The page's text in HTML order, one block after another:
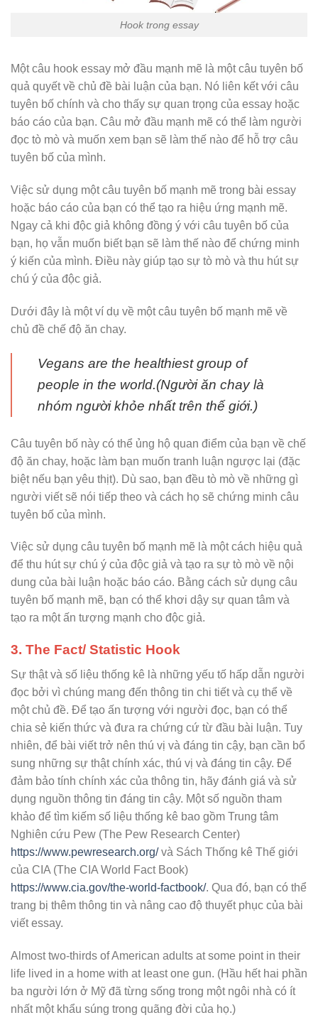
Hook trong essay
Một câu hook essay mở đầu mạnh mẽ là một câu tuyên bố
quả quyết về chủ đề bài luận của bạn. Nó liên kết với câu
tuyên bố chính và cho thấy sự quan trọng của essay hoặc
báo cáo của bạn. Câu mở đầu mạnh mẽ có thể làm người
đọc tò mò và muốn xem bạn sẽ làm thế nào để hỗ trợ câu
tuyên bố của mình.
Việc sử dụng một câu tuyên bố mạnh mẽ trong bài essay
hoặc báo cáo của bạn có thể tạo ra hiệu ứng mạnh mẽ.
Ngay cả khi độc giả không đồng ý với câu tuyên bố của
bạn, họ vẫn muốn biết bạn sẽ làm thế nào để chứng minh
ý kiến của mình. Điều này giúp tạo sự tò mò và thu hút sự
chú ý của độc giả.
Dưới đây là một ví dụ về một câu tuyên bố mạnh mẽ về
chủ đề chế độ ăn chay.
Vegans are the healthiest group of
people in the world.(Người ăn chay là
nhóm người khỏe nhất trên thế giới.)
Câu tuyên bố này có thể ủng hộ quan điểm của bạn về chế
độ ăn chay, hoặc làm bạn muốn tranh luận ngược lại (đặc
biệt nếu bạn yêu thịt). Dù sao, bạn đều tò mò về những gì
người viết sẽ nói tiếp theo và cách họ sẽ chứng minh câu
tuyên bố của mình.
Việc sử dụng câu tuyên bố mạnh mẽ là một cách hiệu quả
để thu hút sự chú ý của độc giả và tạo ra sự tò mò về nội
dung của bài luận hoặc báo cáo. Bằng cách sử dụng câu
tuyên bố mạnh mẽ, bạn có thể khơi dậy sự quan tâm và
tạo ra một ấn tượng mạnh cho độc giả.
3. The Fact/ Statistic Hook
Sự thật và số liệu thống kê là những yếu tố hấp dẫn người
đọc bởi vì chúng mang đến thông tin chi tiết và cụ thể về
một chủ đề. Để tạo ấn tượng với người đọc, bạn có thể
chia sẻ kiến thức và đưa ra chứng cứ từ đầu bài luận. Tuy
nhiên, để bài viết trở nên thú vị và đáng tin cậy, bạn cần bổ
sung những sự thật chính xác, thú vị và đáng tin cậy. Để
đảm bảo tính chính xác của thông tin, hãy đánh giá và sử
dụng nguồn thông tin đáng tin cậy. Một số nguồn tham
khảo để tìm kiếm số liệu thống kê bao gồm Trung tâm
Nghiên cứu Pew (The Pew Research Center)
https://www.pewresearch.org/và Sách Thống kê Thế giới
của CIA (The CIA World Fact Book)
https://www.cia.gov/the-world-factbook/. Qua đó, bạn có thể
trang bị thêm thông tin và nâng cao độ thuyết phục của bài
viết essay.
Almost two-thirds of American adults at some point in their
life lived in a home with at least one gun. (Hầu hết hai phần
ba người lớn ở Mỹ đã từng sống trong một ngôi nhà có ít
nhất một khẩu súng trong quãng đời của họ.)